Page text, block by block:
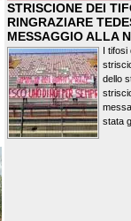
STRISCIONE DEI
RINGRAZIARE
MESSAGGIO ALLA
I tifosi
dello
stata